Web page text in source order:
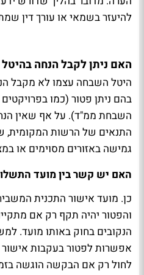
להיעזר בשמאי או עורך דין
האם ניתן לקבל הנחה
היטל השבחה עצמו לא מקבל
בהם ניתן פטור (כמו
השבחת ממ"ד). על אף שאין
התנאים של הרשות המקומית,
גמישה באזורים מסוימים או
האם יש קשר בין מועד
כן. מועד אישור התכנית
והפטור יהיה תקף רק אם
הנקובים בחוק באותו מועד.
לחול רק אם הבקשה הוגשה